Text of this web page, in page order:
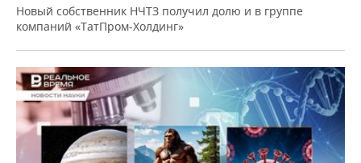
Новый собственник НЧТЗ получил долю и в группе
компаний «ТатПром-Холдинг»